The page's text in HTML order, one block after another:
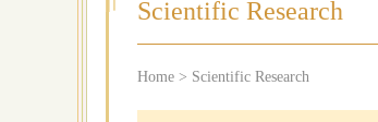
Scientific Research
Home > Scientific Research